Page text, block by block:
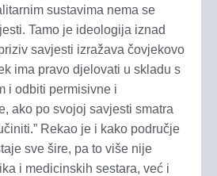
sustavima nema se
Tamo je ideologija iznad
savjesti izražava čovjekovo
ima pravo djelovati u skladu s
i odbiti permisivne i
ako po svojoj savjesti smatra
Rekao je i kako područje
sve šire, pa to više nije
i medicinskih sestara, već i